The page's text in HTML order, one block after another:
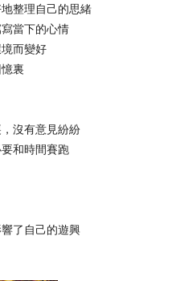
整理自己的思緒
當下的心情
而變好
裏
沒有意見紛紛
和時間賽跑
了自己的遊興